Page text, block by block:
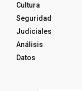
Cultura
Seguridad
Judiciales
Análisis
Datos